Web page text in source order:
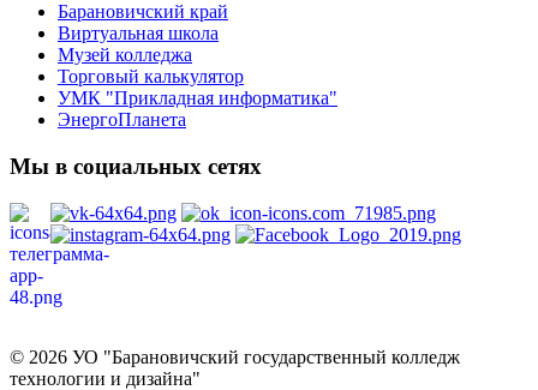
Барановичский край
Виртуальная школа
Музей колледжа
Торговый калькулятор
УМК "Прикладная информатика"
ЭнергоПланета
Мы в социальных сетях
© 2026 УО "Барановичский государственный колледж
технологии и дизайна"